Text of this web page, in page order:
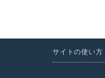
サイトの使い方